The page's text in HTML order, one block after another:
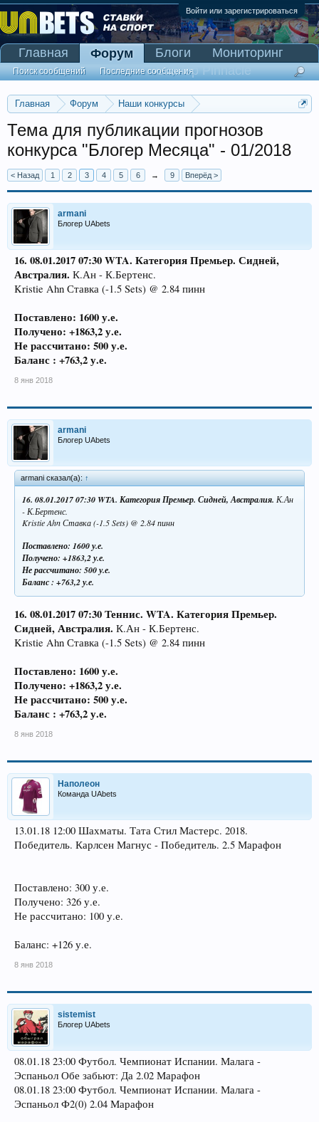
Войти или зарегистрироваться
Главная Форум
Наши конкурсы
Тема для публикации прогнозов
конкурса "Блогер Месяца" - 01/2018
< Назад 1 2 3 4 5 6 → 9 Вперёд >
armani
Блогер UAbets
16. 08.01.201707:30 WTA. Категория Премьер. Сидней,
Австралия. К.Ан - К.Бертенс.
Kristie Ahn Ставка (-1.5 Sets) @ 2.84 пинн
Поставлено: 1600 у.е.
Получено: +1863,2 у.е.
Не рассчитано: 500 у.е.
Баланс : +763,2 у.е.
8 янв 2018
armani
Блогер UAbets
armani сказал(а): ↑
16. 08.01.201707:30 WTA. Категория Премьер. Сидней, Австралия. К.Ан
- К.Бертенс.
Kristie Ahn Ставка (-1.5 Sets) @ 2.84 пинн
Поставлено: 1600 у.е.
Получено: +1863,2 у.е.
Не рассчитано: 500 у.е.
Баланс : +763,2 у.е.
16. 08.01.201707:30 Теннис. WTA. Категория Премьер.
Сидней, Австралия. К.Ан - К.Бертенс.
Kristie Ahn Ставка (-1.5 Sets) @ 2.84 пинн
Поставлено: 1600 у.е.
Получено: +1863,2 у.е.
Не рассчитано: 500 у.е.
Баланс : +763,2 у.е.
8 янв 2018
Наполеон
Команда UAbets
13.01.18 12:00 Шахматы. Тата Стил Мастерс. 2018.
Победитель. Карлсен Магнус - Победитель. 2.5 Марафон
Поставлено: 300 у.е.
Получено: 326 у.е.
Не рассчитано: 100 у.е.
Баланс: +126 у.е.
8 янв 2018
sistemist
Блогер UAbets
08.01.18 23:00 Футбол. Чемпионат Испании. Малага -
Эспаньол Обе забьют: Да 2.02 Марафон
08.01.18 23:00 Футбол. Чемпионат Испании. Малага -
Эспаньол Ф2(0) 2.04 Марафон
Главная Форум
Поиск сообщений Последние сообщения
Блоги
Мониторинг
Сканер Pinnacle